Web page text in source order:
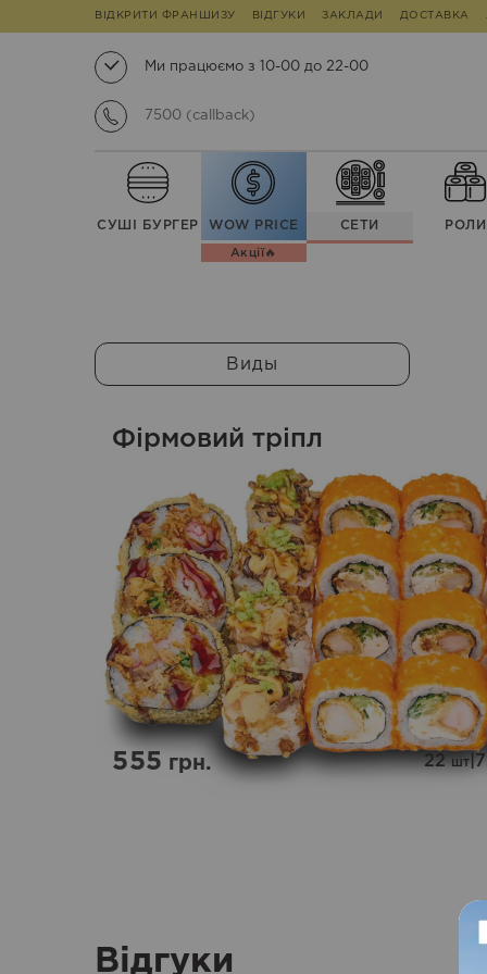
ВІДКРИТИ ФРАНШИЗУ ВІДГУКИ ЗАКЛАДИ ДОСТАВКА
Ми працюємо з 10-00 до 22-00
7500 (callback)
СУШІ БУРГЕР WOW PRICE
Акції🔥
СЕТИ РОЛИ
Виды
Фірмовий тріпл
555грн. 22шт|
Відгуки